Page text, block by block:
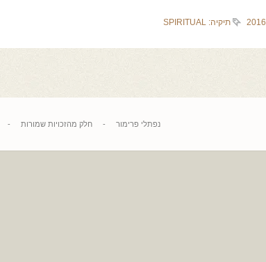
תיקיה: SPIRITUAL
נפתלי פרימור -חלק מהזכויות שמורות -